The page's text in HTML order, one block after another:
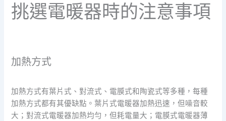
挑選電暖器時的注意事項
加熱方式
加熱方式有葉片式、對流式、電膜式和陶瓷式等多種，每種
加熱方式都有其優缺點。葉片式電暖器加熱迅速，但噪音較
大；對流式電暖器加熱均勻，但耗電量大；電膜式電暖器薄